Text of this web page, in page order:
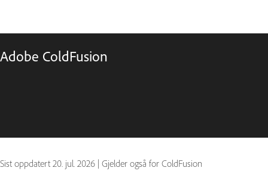
Adobe ColdFusion
Sist oppdatert 20. jul. 2026 | Gjelder også for ColdFusion